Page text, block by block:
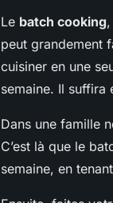
Le batch cooking
peut grandement
cuisiner en une
semaine. Il suffira
Dans une famille
C’est là que le
semaine, en